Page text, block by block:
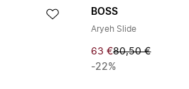
BOSS
Aryeh Slide
63 €80,50 €
-22%